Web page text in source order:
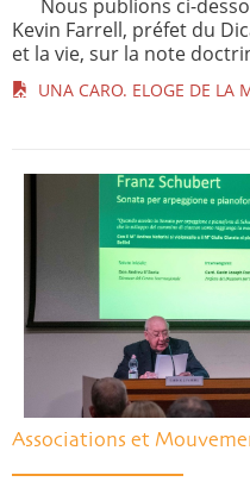
Nous publions ci-
Kevin Farrell, préfet du
et la vie, sur la note
UNA CARO. ELOGE DE LA
Associations et